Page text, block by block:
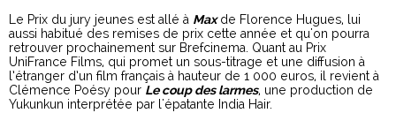
Le Prix du jury jeunes est allé à Maxde Florence Hugues, lui
aussi habitué des remises de prix cette année et qu'on pourra
retrouver prochainement sur Brefcinema. Quant au Prix
UniFrance Films, qui promet un sous-titrage et une diffusion à
l’étranger d’un film français à hauteur de 1 000 euros, il revient à
Clémence Poésy pour Le coup des larmes, une production de
Yukunkun interprétée par l'épatante India Hair.